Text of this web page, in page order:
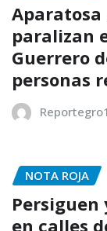
paralizan
Guerrero
personas
Reportegro1
NOTA ROJA
en calles